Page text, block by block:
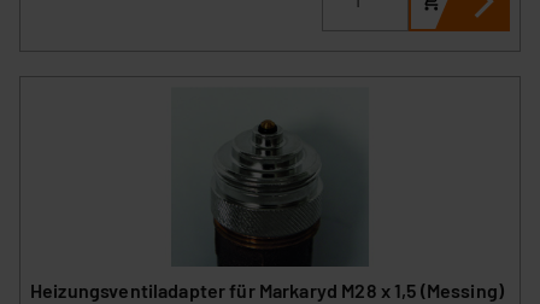
Heizungsventiladapter für Markaryd M28 x 1,5 (Messing)